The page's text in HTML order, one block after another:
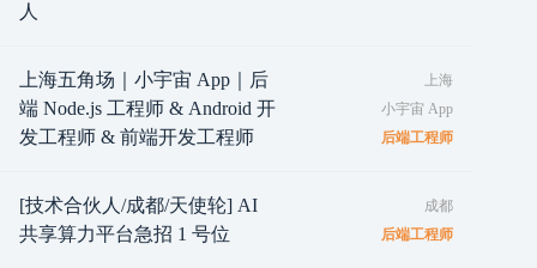
人
上海五角场｜小宇宙 App｜后
端 Node.js 工程师 & Android 开
发工程师 & 前端开发工程师
上海
小宇宙 App
后端工程师
[技术合伙人/成都/天使轮] AI
共享算力平台急招 1 号位
成都
后端工程师